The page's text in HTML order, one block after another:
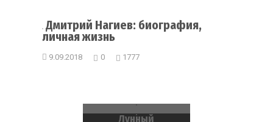
Дмитрий Нагиев: биография,
личная жизнь
9.09.2018 0 1777
Лунный